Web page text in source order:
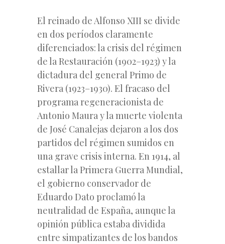
El reinado de Alfonso XIII se divide
en dos períodos claramente
diferenciados: la crisis del régimen
de la Restauración (1902–1923) y la
dictadura del general Primo de
Rivera (1923–1930). El fracaso del
programa regeneracionista de
Antonio Maura y la muerte violenta
de José Canalejas dejaron a los dos
partidos del régimen sumidos en
una grave crisis interna. En 1914, al
estallar la Primera Guerra Mundial,
el gobierno conservador de
Eduardo Dato proclamó la
neutralidad de España, aunque la
opinión pública estaba dividida
entre simpatizantes de los bandos